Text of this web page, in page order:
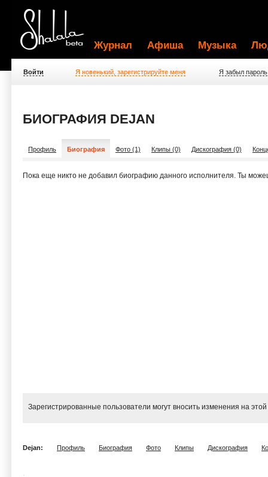
Журнал Афиша Музыка
Войти Я новенький, зарегистрируйте меня Я забыл пароль
БИОГРАФИЯ DEJAN
Профиль Биография Фото (1) Клипы (0) Дискография (0)
Пока еще никто не добавил биографию данного исполнителя. Ты
Зарегистрированные пользователи могут вносить изменения на
Dejan: Профиль Биография Фото Клипы Дискография